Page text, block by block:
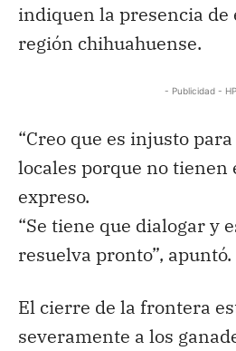
indiquen la presencia de
región chihuahuense.
- Publicidad -
“Creo que es injusto
locales porque no tienen
expreso.
“Se tiene que dialogar y
resuelva pronto”, apuntó.
El cierre de la frontera
severamente a los